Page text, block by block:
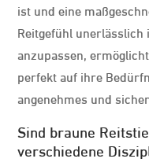
ist und eine
Reitgefühl unerlässlich
anzupassen,
perfekt auf ihre
angenehmes und
Sind braune
verschiedene